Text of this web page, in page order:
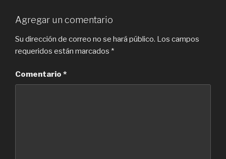
Agregar un comentario
Su dirección de correo no se hará público. Los campos
requeridos están marcados *
Comentario *